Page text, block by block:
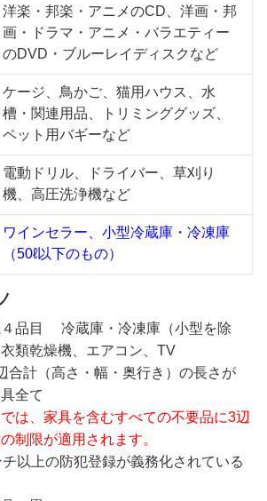
洋楽・邦楽・アニメのCD、洋画・邦
画・ドラマ・アニメ・バラエティー
のDVD・ブルーレイディスクなど
ケージ、鳥かご、猫用ハウス、水
槽・関連用品、トリミンググッズ、
ペット用バギーなど
電動ドリル、ドライバー、草刈り
機、高圧洗浄機など
ワインセラー、小型冷蔵庫・冷凍庫
（50ℓ以下のもの）
４品目 冷蔵庫・冷凍庫（小型を除
類乾燥機、エアコン、TV
合計（高さ・幅・奥行き）の長さが
全て
は、家具を含むすべての不要品に3辺
制限が適用されます。
以上の防犯登録が義務化されている